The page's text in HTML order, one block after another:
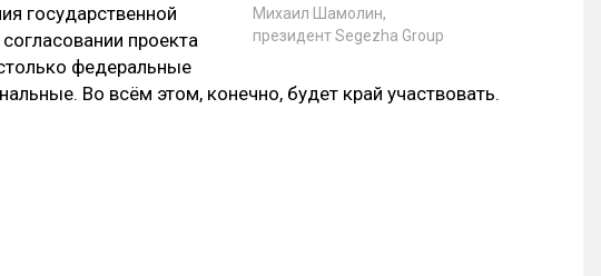
Михаил Шамолин,
президент Segezha Group
государственной
проекта
федеральные
Во всём этом, конечно, будет край участвовать.